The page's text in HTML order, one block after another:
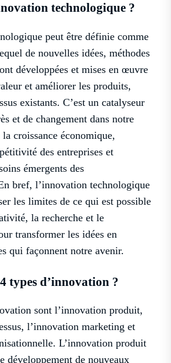
technologique ?
peut être définie comme
de nouvelles idées, méthodes
développées et mises en œuvre
et améliorer les produits,
existants. C’est un catalyseur
et de changement dans notre
croissance économique,
des entreprises et
émergents des
bref, l’innovation technologique
les limites de ce qui est possible
la recherche et le
transformer les idées en
qui façonnent notre avenir.
types d’innovation ?
sont l’innovation produit,
l’innovation marketing et
L’innovation produit
développement de nouveaux